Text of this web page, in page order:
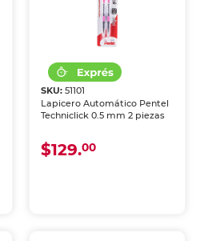
SKU: 51101
Lapicero Automático Pentel
Techniclick 0.5 mm 2 piezas
$129.00